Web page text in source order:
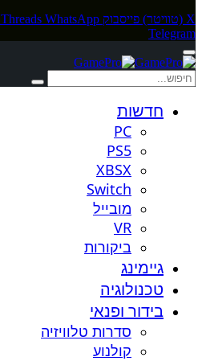
X (טוויטר) פייסבוק Threads WhatsApp
Telegram
חדשות
PC
PS5
XBSX
Switch
מובייל
VR
ביקורות
גיימינג
טכנולוגיה
בידור ופנאי
סדרות טלוויזיה
קולנוע